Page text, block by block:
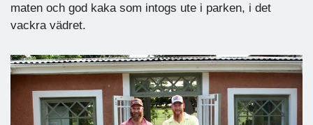
maten och god kaka som intogs ute i parken, i det
vackra vädret.